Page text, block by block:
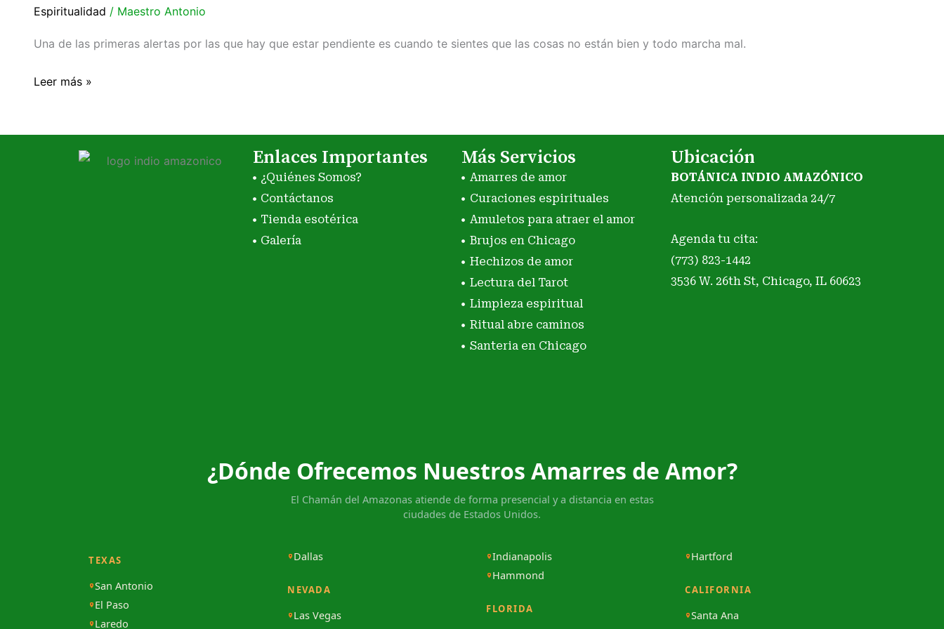
Espiritualidad / Maestro Antonio
Una de las primeras alertas por las que hay que estar pendiente es cuando te sientes que las cosas no están bien y todo marcha mal.
conseguirlo?
Leer más »
Enlaces Importantes
¿Quiénes Somos?
Contáctanos
Tienda esotérica
Galería
Más Servicios
Amarres de amor
Curaciones espirituales
Amuletos para atraer el amor
Brujos en Chicago
Hechizos de amor
Lectura del Tarot
Limpieza espiritual
Ritual abre caminos
Santeria en Chicago
Ubicación
BOTÁNICA INDIO AMAZÓNICO
Atención personalizada 24/7
Agenda tu cita:
(773) 823-1442
3536 W. 26th St, Chicago, IL 60623
¿Dónde Ofrecemos Nuestros Amarres de Amor?
El Chamán del Amazonas atiende de forma presencial y a distancia en estas
ciudades de Estados Unidos.
TEXAS
San Antonio
El Paso
Laredo
Dallas
NEVADA
Las Vegas
Indianapolis
Hammond
FLORIDA
Hartford
CALIFORNIA
Santa Ana